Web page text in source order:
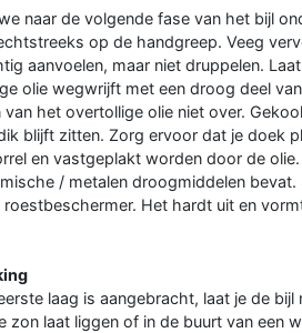
naar de volgende fase van het bijl
op de handgreep. Veeg
aanvoelen, maar niet druppelen.
olie wegwrijft met een droog deel
het overtollige olie niet over.
blijft zitten. Zorg ervoor dat je doek
en vastgeplakt worden door de
/ metalen droogmiddelen
Het hardt uit en
laag is aangebracht, laat je de
zon laat liggen of in de buurt van een